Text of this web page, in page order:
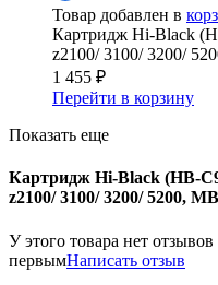
Товар добавлен в
Картридж Hi-Black
z2100/ 3100/ 3200/
1 455 ₽
Перейти в корзину
Показать еще
Картридж Hi-Black (HB-
z2100/ 3100/ 3200/ 5200,
У этого товара нет
первымНаписать отзыв